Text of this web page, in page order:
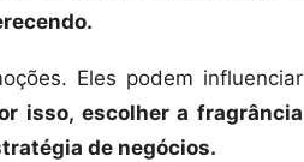
Eles podem influenciar
isso, escolher a fragrância
de negócios.